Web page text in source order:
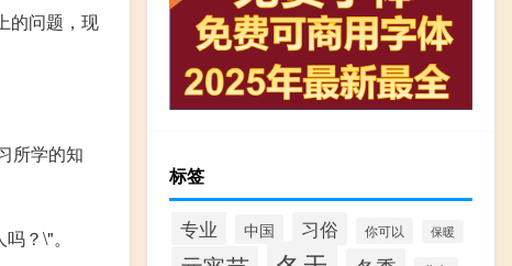
的问题，现
所学的知
？\"。
标签
专业 中国 习俗 你可以 保暖